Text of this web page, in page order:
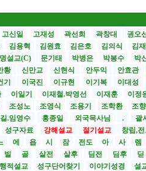
고신일 고재성 곽선희 곽창대
권오
김용혁 김원효 김은호 김의식
김
명설교(C) 문기태 박병은 박봉수
박
황 신만교 신현식 안두익
안효관
기 이국진 이규현 이기복
이대성
이일기 이재철.박영선 이재훈
이정
조성노 조영식 조용기 조학환
조
.임영수 홍종일 외국목사님 .
괄
성구자료 강해설교 절기설교
창립,
에 욥 시 잠 전도 아 사
렘
빌 골 살전 살후 딤전 딤후
딛
적설교 성구단어찾기 이야기성경
설